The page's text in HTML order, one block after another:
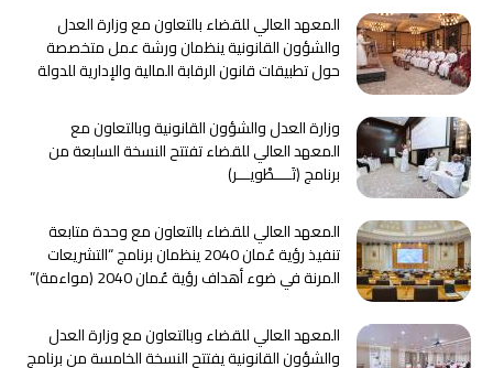
المعهد العالي للقضاء بالتعاون مع وزارة العدل
والشؤون القانونية ينظمان ورشة عمل متخصصة
حول تطبيقات قانون الرقابة المالية والإدارية للدولة
وزارة العدل والشؤون القانونية وبالتعاون مع
المعهد العالي للقضاء تفتتح النسخة السابعة من
برنامج ﴿تَــــطْويـــر﴾
المعهد العالي للقضاء بالتعاون مع وحدة متابعة
تنفيذ رؤية عُمان 2040 ينظمان برنامج “التشريعات
المرنة في ضوء أهداف رؤية عُمان 2040 (مواءمة)”
المعهد العالي للقضاء وبالتعاون مع وزارة العدل
والشؤون القانونية يفتتح النسخة الخامسة من برنامج